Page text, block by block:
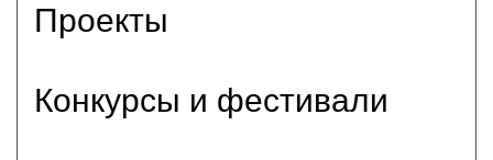
Проекты
Конкурсы и фестивали